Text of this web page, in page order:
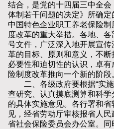
结合，是党的十四届三中全
体制若干问题的决定》所确
中国特色企业职工养老保险
度改革的重大举措。各地、
号文件，广泛深入地开展宣
革的目标、原则和意义，不
必要性和迫切性的认识，卓
险制度改革推向一个新的阶段
二、各级政府要根据“实施
查研究、认真摸底测算和科
的具体实施意见。各行署和
见，经省劳动厅审核报省人
省社会保险委员会办公室。